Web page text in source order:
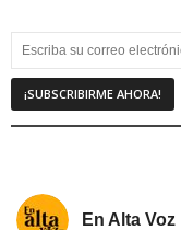
En Alta Voz